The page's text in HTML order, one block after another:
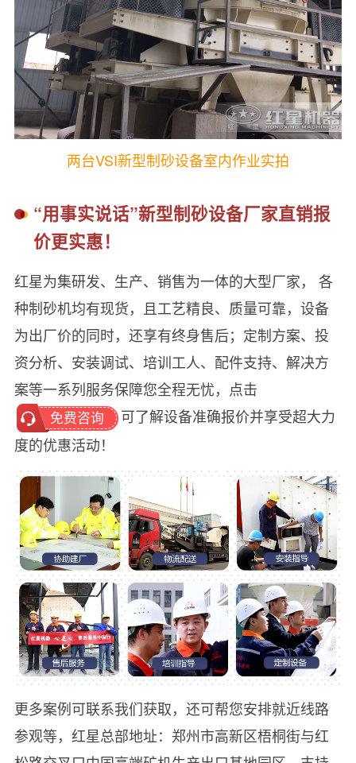
两台VSI新型制砂设备室内作业实拍
“用事实说话”新型制砂设备厂家直销报
价更实惠！
红星为集研发、生产、销售为一体的大型厂家， 各
种制砂机均有现货，且工艺精良、质量可靠，设备
为出厂价的同时，还享有终身售后；定制方案、投
资分析、安装调试、培训工人、配件支持、解决方
案等一系列服务保障您全程无忧，点击
免费咨询
可了解设备准确报价并享受超大力
度的优惠活动！
更多案例可联系我们获取，还可帮您安排就近线路
参观等，红星总部地址：郑州市高新区梧桐街与红